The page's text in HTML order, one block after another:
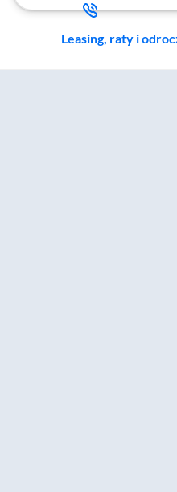
Leasing, raty i